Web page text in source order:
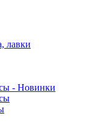
лавки
- Новинки